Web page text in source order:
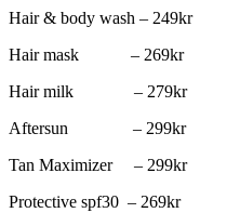
Hair & body wash – 249kr
Hair mask – 269kr
Hair milk – 279kr
Aftersun – 299kr
Tan Maximizer – 299kr
Protective spf30 – 269kr